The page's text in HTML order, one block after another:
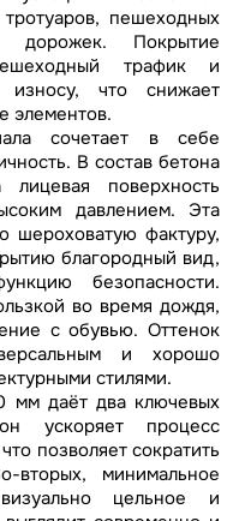
пешеходных
дорожек. Покрытие
трафик и
износу, что снижает
элементов.
сочетает в себе
В состав бетона
поверхность
давлением. Эта
шероховатую фактуру,
благородный вид,
безопасности.
во время дождя,
с обувью. Оттенок
и хорошо
стилями.
мм даёт два ключевых
ускоряет процесс
позволяет сократить
вторых, минимальное
цельное и